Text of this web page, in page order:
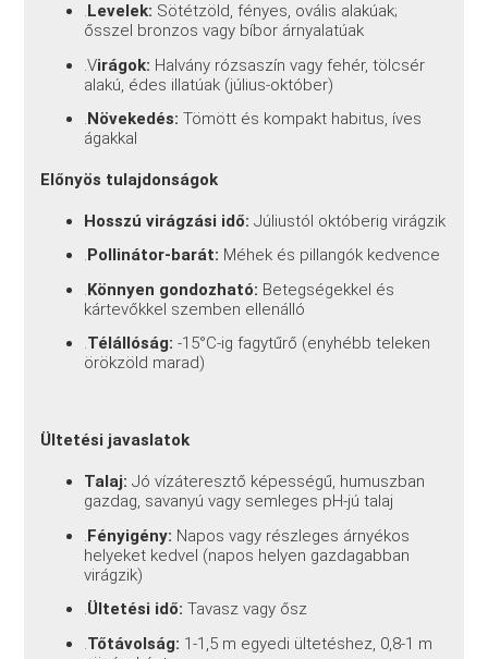
.Levelek: Sötétzöld, fényes, ovális alakúak;
ősszel bronzos vagy bíbor árnyalatúak
.Virágok: Halvány rózsaszín vagy fehér, tölcsér
alakú, édes illatúak (július-október)
.Növekedés: Tömött és kompakt habitus, íves
ágakkal
Előnyös tulajdonságok
Hosszú virágzási idő: Júliustól októberig virágzik
. Pollinátor-barát: Méhek és pillangók kedvence
.Könnyen gondozható: Betegségekkel és
kártevőkkel szemben ellenálló
.Télállóság: -15°C-ig fagytűrő (enyhébb teleken
örökzöld marad)
Ültetési javaslatok
Talaj: Jó vízáteresztő képességű, humuszban
gazdag, savanyú vagy semleges pH-jú talaj
.Fényigény: Napos vagy részleges árnyékos
helyeket kedvel (napos helyen gazdagabban
virágzik)
.Ültetési idő: Tavasz vagy ősz
.Tőtávolság: 1-1,5 m egyedi ültetéshez, 0,8-1 m